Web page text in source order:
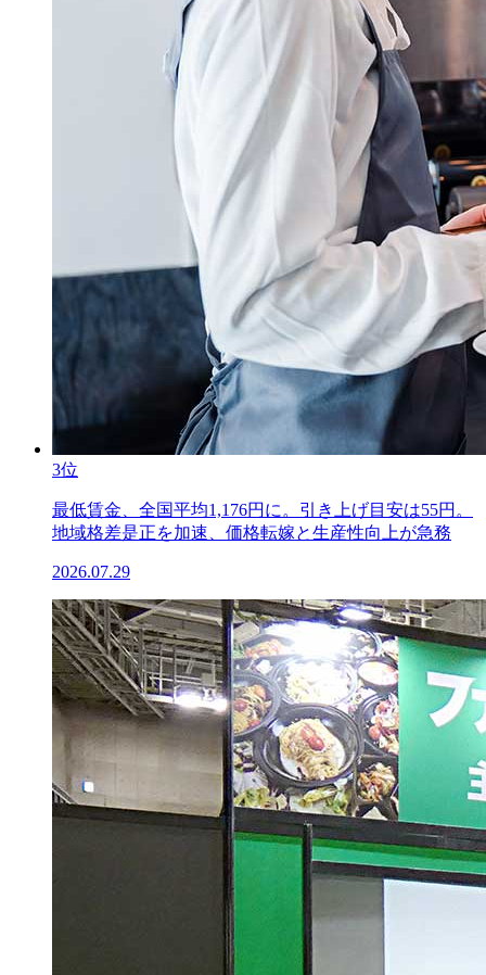
3位
最低賃金、全国平均1,176円に。引き上げ目安は55円。
地域格差是正を加速、価格転嫁と生産性向上が急務
2026.07.29